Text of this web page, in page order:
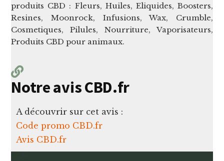
produits CBD : Fleurs, Huiles, Eliquides, Boosters,
Resines, Moonrock, Infusions, Wax, Crumble,
Cosmetiques, Pilules, Nourriture, Vaporisateurs,
Produits CBD pour animaux.
Notre avis CBD.fr
A découvrir sur cet avis :
Code promo CBD.fr
Avis CBD.fr